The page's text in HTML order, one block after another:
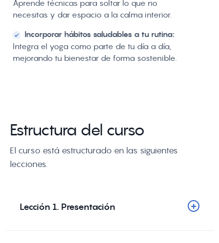
Aprende técnicas para soltar lo que no
necesitas y dar espacio a la calma interior.
Incorporar hábitos saludables a tu rutina:
Integra el yoga como parte de tu día a día,
mejorando tu bienestar de forma sostenible.
Estructura del curso
El curso está estructurado en las siguientes
lecciones.
Lección 1. Presentación